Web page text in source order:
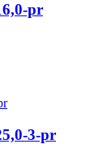
pr
3-pr